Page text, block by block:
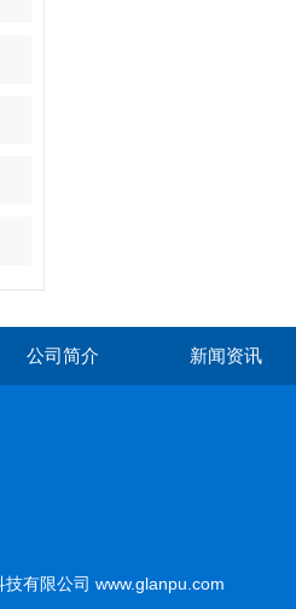
公司简介 新闻资讯
技有限公司 www.glanpu.com